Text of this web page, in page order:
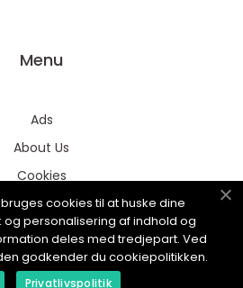
Menu
Ads
About Us
Cookies
Contact
Sitemap
cookies til at huske dine
og personalisering af indhold og
deles med tredjepart. Ved
godkender du cookiepolitikken.
Privatlivspolitik